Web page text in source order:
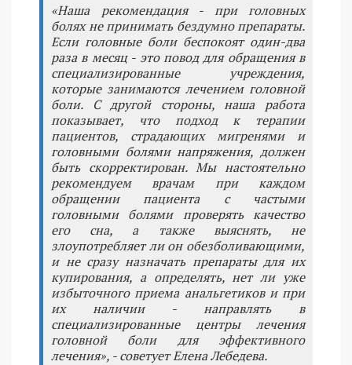
«Наша рекомендация - при головных
болях не принимать бездумно препараты.
Если головные боли беспокоят один-два
раза в месяц - это повод для обращения в
специализированные учреждения,
которые занимаются лечением головной
боли. С другой стороны, наша работа
показывает, что подход к терапии
пациентов, страдающих мигренями и
головными болями напряжения, должен
быть скорректирован. Мы настоятельно
рекомендуем врачам при каждом
обращении пациента с частыми
головными болями проверять качество
его сна, а также выяснять, не
злоупотребляет ли он обезболивающими,
и не сразу назначать препараты для их
купирования, а определять, нет ли уже
избыточного приема анальгетиков и при
их наличии - направлять в
специализированные центры лечения
головной боли для эффективного
лечения», - советует Елена Лебедева.